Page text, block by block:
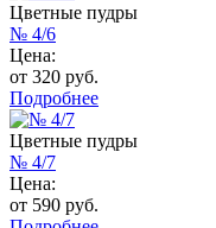
Цветные пудры
№ 4/6
Цена:
от 320 руб.
Подробнее
Цветные пудры
№ 4/7
Цена:
от 590 руб.